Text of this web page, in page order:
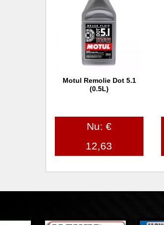
In winkelwagen
Motul Remolie Dot 5.1
(0.5L)
Nu: €
12,63